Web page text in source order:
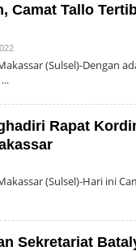
Camat Tallo
Oleh
(Sulsel)-Dengan
Rapat
(Sulsel)-Hari ini
Sekretariat